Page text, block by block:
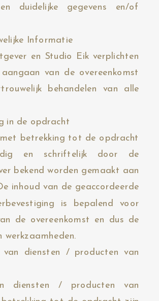
duidelijke gegevens en/of
Informatie
en Studio Eik verplichten
van de overeenkomst
behandelen van alle
in de opdracht
betrekking tot de opdracht
en schriftelijk door de
bekend worden gemaakt aan
inhoud van de geaccordeerde
is bepalend voor
de overeenkomst en dus de
werkzaamheden.
van diensten / producten van
diensten / producten van